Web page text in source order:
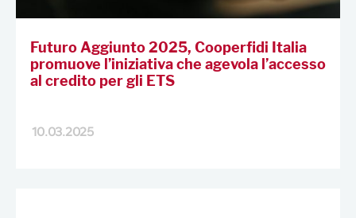
Futuro Aggiunto 2025, Cooperfidi Italia
promuove l’iniziativa che agevola l’accesso
al credito per gli ETS
10.03.2025